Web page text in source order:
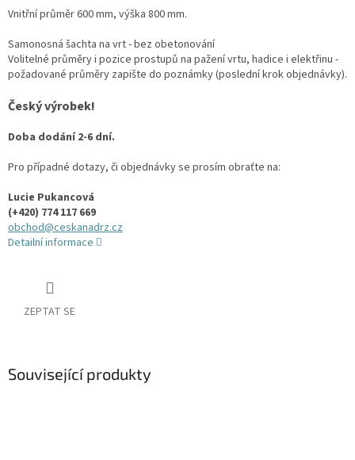
Vnitřní průměr 600 mm, výška 800 mm.
Samonosná šachta na vrt - bez obetonování
Volitelné průměry i pozice prostupů na pažení vrtu, hadice i elektřinu -
požadované průměry zapište do poznámky (poslední krok objednávky).
Český výrobek!
Doba dodání 2-6 dní.
Pro případné dotazy, či objednávky se prosím obraťte na:
Lucie Pukancová
(+420) 774 117 669
obchod@ceskanadrz.cz
Detailní informace
ZEPTAT SE
Související produkty